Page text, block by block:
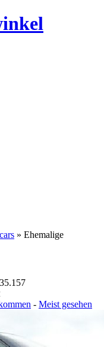
» Ehemalige
- Meist gesehen